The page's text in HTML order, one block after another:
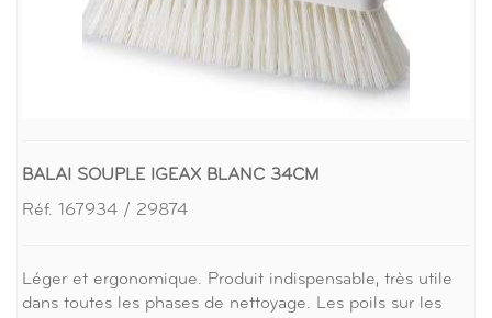
BALAI SOUPLE IGEAX BLANC 34CM
Réf. 167934 / 29874
Léger et ergonomique. Produit indispensable, très utile
dans toutes les phases de nettoyage. Les poils sur les